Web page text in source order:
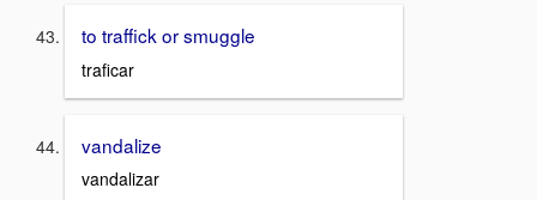
to traffick or smuggle
traficar
vandalize
vandalizar